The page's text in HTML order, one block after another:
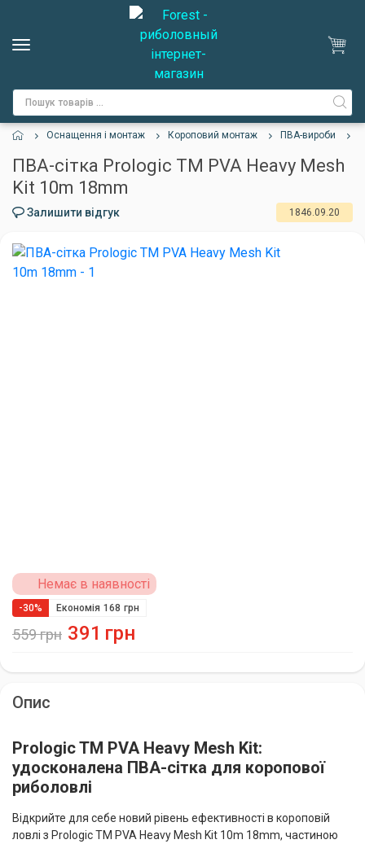
Оснащення і монтаж Короповий монтаж ПВА-вироби
ПВА-сітка Prologic TM PVA Heavy Mesh
Kit 10m 18mm
Залишити відгук 1846.09.20
Немає в наявності
559грн
-30% Економія 168 грн
391 грн
Опис
Prologic TM PVA Heavy Mesh Kit:
удосконалена ПВА-сітка для коропової
риболовлі
Відкрийте для себе новий рівень ефективності в короповій
ловлі з Prologic TM PVA Heavy Mesh Kit 10m 18mm, частиною